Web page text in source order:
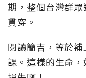
期，整個台灣群
貫穿。
閱讀簡吉，等於
課。這樣的生命